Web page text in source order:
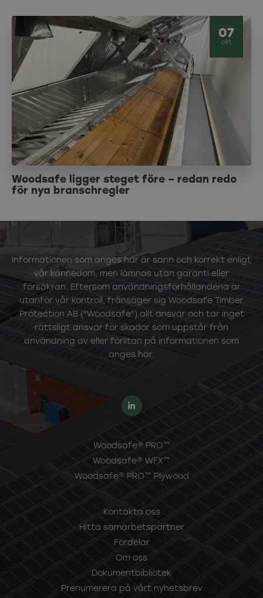
07
okt
Woodsafe ligger steget före – redan redo
för nya branschregler
Informationen som anges här är sann och korrekt enligt
vår kännedom, men lämnas utan garanti eller
försäkran. Eftersom användningsförhållandena är
utanför vår kontroll, frånsäger sig Woodsafe Timber
Protection AB ("Woodsafe") allt ansvar och tar inget
rättsligt ansvar för skador som uppstår från
användning av eller förlitan på informationen som
anges här.
Woodsafe® PRO™
Woodsafe® WFX™
Woodsafe® PRO™ Plywood
Kontakta oss
Hitta samarbetspartner
Fördelar
Om oss
Dokumentbibliotek
Prenumerera på vårt nyhetsbrev